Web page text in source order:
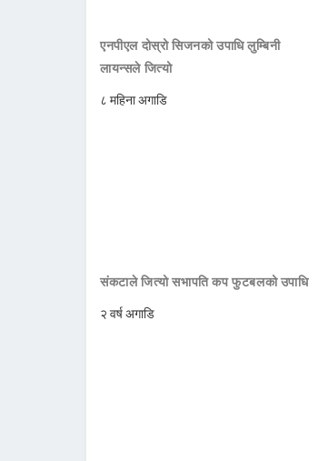
एनपीएल दोस्रो सिजनको उपाधि लुम्बिनी
लायन्सले जित्यो
८ महिना अगाडि
संकटाले जित्यो सभापति कप फुटबलको उपाधि
२ वर्ष अगाडि